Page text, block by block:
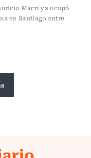
Macri ya ocupó
en Santiago entre